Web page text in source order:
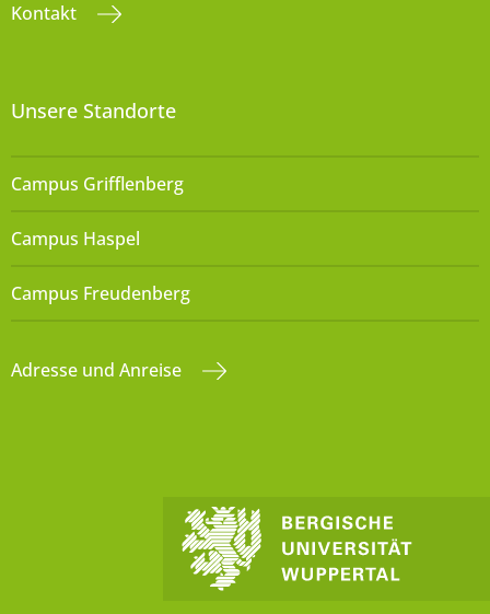
Kontakt
Unsere Standorte
Campus Grifflenberg
Campus Haspel
Campus Freudenberg
Adresse und Anreise